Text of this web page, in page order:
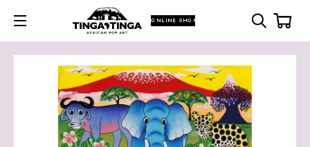
ONLINE SHOP